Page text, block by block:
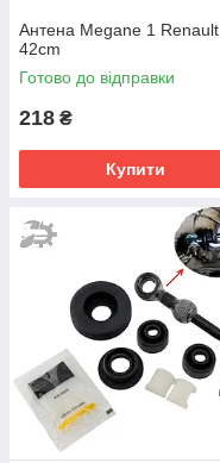
Антена Megane 1 Renault
42cm
Готово до відправки
218 ₴
Купити